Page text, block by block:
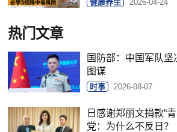
健康养生 2026-04-24
热门文章
国防部：中国军队
图谋
时事 2026-08-07
日感谢郑丽文捐款“
党：为什么不反日？